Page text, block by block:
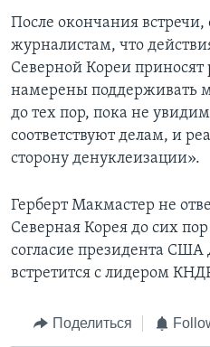
После окончания
журналистам, что
Северной Кореи
намерены поддерживать
до тех пор, пока не
соответствуют делам, и
сторону денуклеизации».
Герберт Макмастер не
Северная Корея до сих
согласие президента США
встретится с лидером
Поделиться